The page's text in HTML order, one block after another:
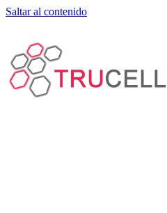
Saltar al contenido